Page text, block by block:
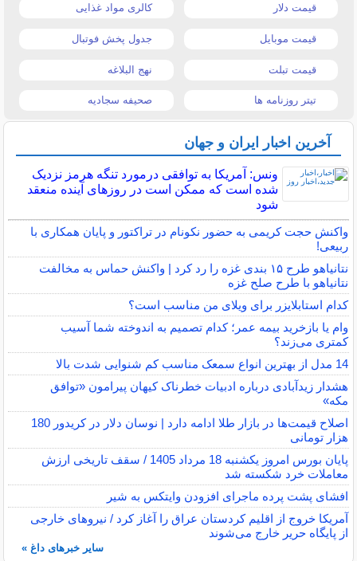
قیمت دلار کالری مواد غذایی
قیمت موبایل جدول پخش فوتبال
قیمت تبلت نهج البلاغه
تیتر روزنامه ها صحیفه سجادیه
آخرین اخبار ایران و جهان
ونس: آمریکا به توافقی درمورد تنگه هرمز نزدیک
شده است که ممکن است در روزهای آینده منعقد
شود
واکنش حجت کریمی به حضور نکونام در تراکتور و پایان همکاری با
ربیعی!
نتانیاهو طرح ۱۵ بندی غزه را رد کرد | واکنش حماس به مخالفت
نتانیاهو با طرح صلح غزه
کدام استابلایزر برای ویلای من مناسب است؟
وام یا بازخرید بیمه عمر؛ کدام تصمیم به اندوخته شما آسیب
کمتری می‌زند؟
14 مدل از بهترین انواع سمعک مناسب کم شنوایی شدت بالا
هشدار زیدآبادی درباره ادبیات خطرناک کیهان پیرامون «توافق
مکه»
اصلاح قیمت‌ها در بازار طلا ادامه دارد | نوسان دلار در کریدور 180
هزار تومانی
پایان بورس امروز یکشنبه 18 مرداد 1405 / سقف تاریخی ارزش
معاملات خرد شکسته شد
افشای پشت پرده ماجرای افزودن وایتکس به شیر
آمریکا خروج از اقلیم کردستان عراق را آغاز کرد / نیروهای خارجی
از پایگاه حریر خارج می‌شوند
سایر خبرهای داغ »